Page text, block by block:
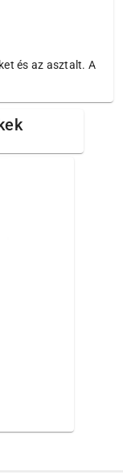
és az asztalt. A